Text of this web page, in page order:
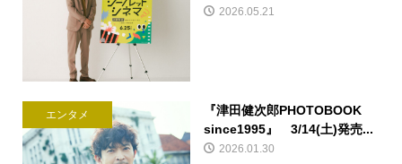
2026.05.21
エンタメ
『津田健次郎PHOTOBOOK
since1995』 3/14(土)発売...
2026.01.30